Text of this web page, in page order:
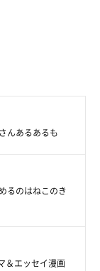
んあるあるも
るのはねこのき
＆エッセイ漫画